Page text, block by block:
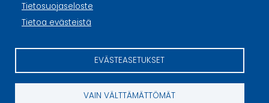
Tietosuojaseloste
Tietoa evästeistä
EVÄSTEASETUKSET
VAIN VÄLTTÄMÄTTÖMÄT
Tietosuojaselosteet
Tietoa evästeistä
Evästeasetukset